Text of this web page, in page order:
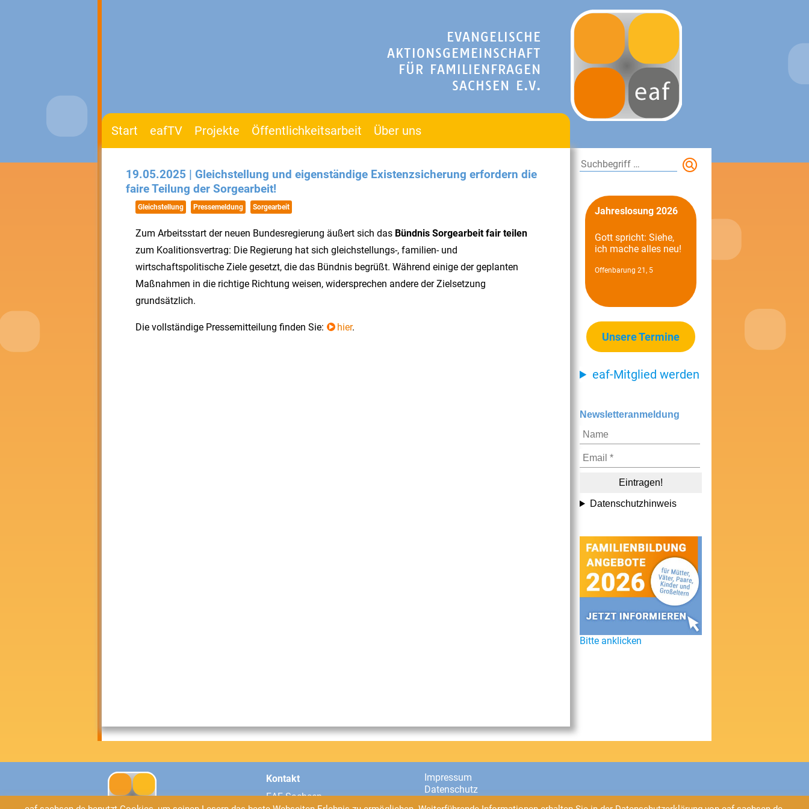
EVANGELISCHE
AKTIONSGEMEINSCHAFT
FÜR FAMILIENFRAGEN
SACHSEN E.V.
Start eafTV Projekte Öffentlichkeitsarbeit Über uns
19.05.2025 | Gleichstellung und eigenständige Existenzsicherung erfordern die
faire Teilung der Sorgearbeit!
Gleichstellung Pressemeldung Sorgearbeit
Zum Arbeitsstart der neuen Bundesregierung äußert sich das Bündnis Sorgearbeit fair teilen
zum Koalitionsvertrag: Die Regierung hat sich gleichstellungs-, familien- und
wirtschaftspolitische Ziele gesetzt, die das Bündnis begrüßt. Während einige der geplanten
Maßnahmen in die richtige Richtung weisen, widersprechen andere der Zielsetzung
grundsätzlich.
Die vollständige Pressemitteilung finden Sie: hier.
Jahreslosung 2026
Gott spricht: Siehe,
ich mache alles neu!
Offenbarung 21, 5
Unsere Termine
eaf-Mitglied werden
Newsletteranmeldung
Datenschutzhinweis
Bitte anklicken
Kontakt
EAF Sachsen
Impressum
Datenschutz